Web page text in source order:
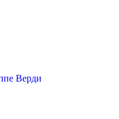
Верди